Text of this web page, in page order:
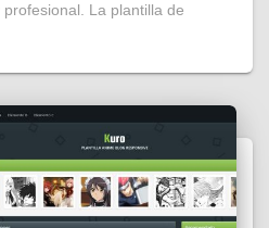
La plantilla de